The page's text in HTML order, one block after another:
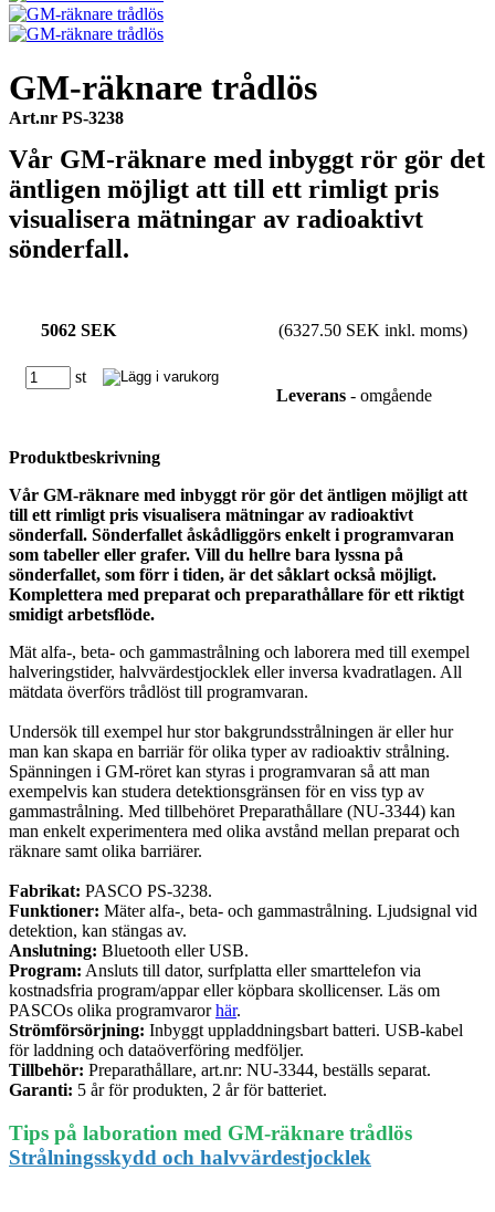
GM-räknare trådlös
Art.nr PS-3238
Vår GM-räknare med inbyggt rör gör det
äntligen möjligt att till ett rimligt pris
visualisera mätningar av radioaktivt
sönderfall.
5062 SEK (6327.50 SEK inkl. moms)
st
Leverans - omgående
Produktbeskrivning
Vår GM-räknare med inbyggt rör gör det äntligen möjligt att
till ett rimligt pris visualisera mätningar av radioaktivt
sönderfall. Sönderfallet åskådliggörs enkelt i programvaran
som tabeller eller grafer. Vill du hellre bara lyssna på
sönderfallet, som förr i tiden, är det såklart också möjligt.
Komplettera med preparat och preparathållare för ett riktigt
smidigt arbetsflöde.
Mät alfa-, beta- och gammastrålning och laborera med till exempel
halveringstider, halvvärdestjocklek eller inversa kvadratlagen. All
mätdata överförs trådlöst till programvaran.
Undersök till exempel hur stor bakgrundsstrålningen är eller hur
man kan skapa en barriär för olika typer av radioaktiv strålning.
Spänningen i GM-röret kan styras i programvaran så att man
exempelvis kan studera detektionsgränsen för en viss typ av
gammastrålning. Med tillbehöret Preparathållare (NU-3344) kan
man enkelt experimentera med olika avstånd mellan preparat och
räknare samt olika barriärer.
Fabrikat: PASCO PS-3238.
Funktioner: Mäter alfa-, beta- och gammastrålning. Ljudsignal vid
detektion, kan stängas av.
Anslutning: Bluetooth eller USB.
Program: Ansluts till dator, surfplatta eller smarttelefon via
kostnadsfria program/appar eller köpbara skollicenser. Läs om
PASCOs olika programvarorhär.
Strömförsörjning: Inbyggt uppladdningsbart batteri. USB-kabel
för laddning och dataöverföring medföljer.
Tillbehör: Preparathållare, art.nr: NU-3344, beställs separat.
Garanti: 5 år för produkten, 2 år för batteriet.
Tips på laboration med GM-räknare trådlös
Strålningsskydd och halvvärdestjocklek